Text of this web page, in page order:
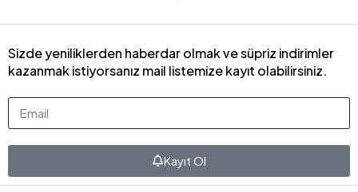
Sizde yeniliklerden haberdar olmak ve süpriz indirimler
kazanmak istiyorsanız mail listemize kayıt olabilirsiniz.
Kayıt Ol